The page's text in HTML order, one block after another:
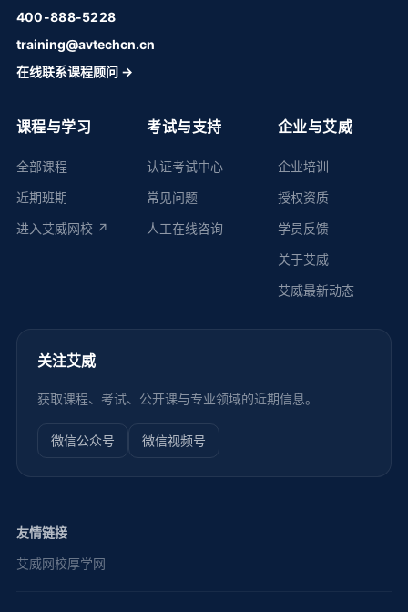
400-888-5228
training@avtechcn.cn
在线联系课程顾问 →
课程与学习
全部课程
近期班期
进入艾威网校 ↗
考试与支持
认证考试中心
常见问题
人工在线咨询
企业与艾威
企业培训
授权资质
学员反馈
关于艾威
艾威最新动态
关注艾威
获取课程、考试、公开课与专业领域的近期信息。
微信公众号 微信视频号
友情链接
艾威网校厚学网